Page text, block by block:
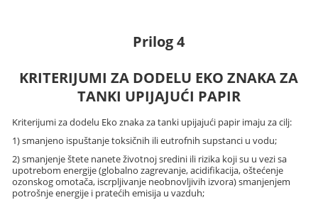
Prilog 4
KRITERIJUMI ZA DODELU EKO ZNAKA ZA
TANKI UPIJAJUĆI PAPIR
Kriterijumi za dodelu Eko znaka za tanki upijajući papir imaju za cilj:
1) smanjeno ispuštanje toksičnih ili eutrofnih supstanci u vodu;
2) smanjenje štete nanete životnoj sredini ili rizika koji su u vezi sa
upotrebom energije (globalno zagrevanje, acidifikacija, oštećenje
ozonskog omotača, iscrpljivanje neobnovljivih izvora) smanjenjem
potrošnje energije i pratećih emisija u vazduh;